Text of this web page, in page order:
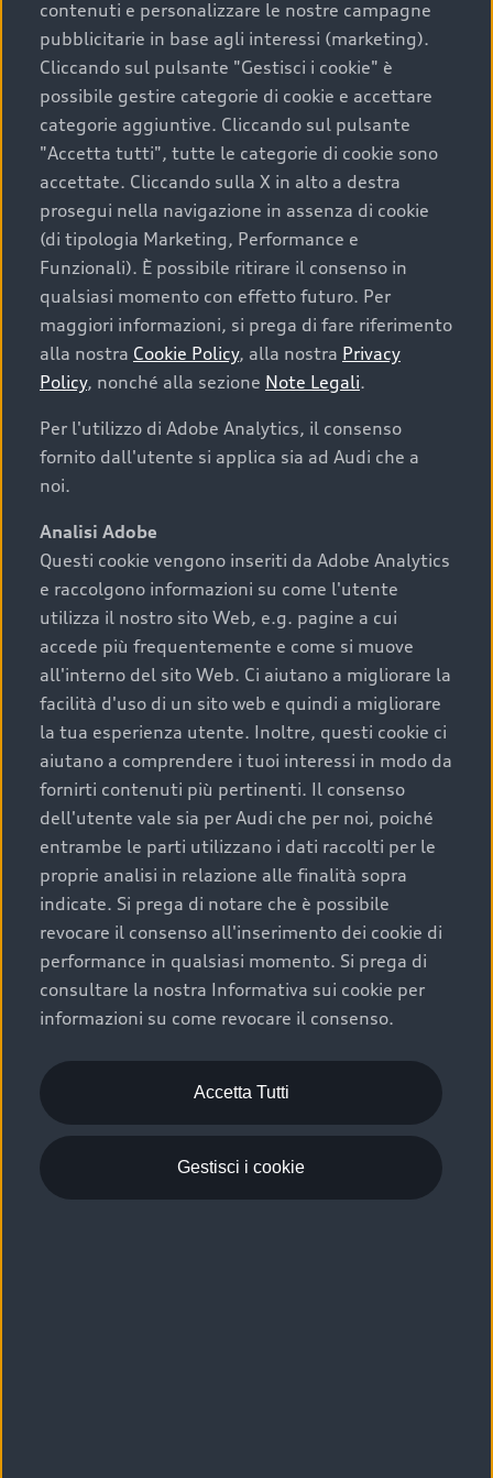
Scegliere un’auto usata è una decisione che coniuga
convenienza, affidabilità e sostenibilità. Per fare un
acquisto sicuro, è essenziale considerare aspetti
determinanti come la garanzia inclusa e l’affidabilità del
marchio. Audi offre l’auto usata perfetta tramite Audi
Prima Scelta :plus
Cosa sapere prima di
acquistare la tua prossima
auto
I requisiti fondamentali da considerare prima di
acquistare un’auto usata, oltre al prezzo e all'aspetto,
chilometraggio: un valore contenuto corrisponde a
uno stato migliore del veicolo e a una maggiore
durata nel tempo;
cronologia dei tagliandi: una documentazione
completa della vettura certifica una manutenzione
costante e accurata;
condizioni della carrozzeria e degli interni: una
buona conservazione evidenzia cura e attenzione del
precedente proprietario;
efficienza meccanica: motore, trasmissione e
componenti principali in ottimo stato garantiscono
prestazioni affidabili e sicure.
Acquistare un’auto usata in una Concessionaria ufficiale
Audi che offre l’usato garantito tramite Audi Prima
Scelta :plus, significa affidarsi ad un prodotto che viene
sottoposto a 110 controlli approfonditi e coperto da
garanzia fino a 4 anni per una maggiore tutela del tuo
acquisto.
contenuti e personalizzare le nostre campagne
pubblicitarie in base agli interessi (marketing).
Cliccando sul pulsante "Gestisci i cookie" è
possibile gestire categorie di cookie e accettare
categorie aggiuntive. Cliccando sul pulsante
"Accetta tutti", tutte le categorie di cookie sono
accettate. Cliccando sulla X in alto a destra
prosegui nella navigazione in assenza di cookie
(di tipologia Marketing, Performance e
Funzionali). È possibile ritirare il consenso in
qualsiasi momento con effetto futuro. Per
maggiori informazioni, si prega di fare riferimento
alla nostra Cookie Policy, alla nostra Privacy
Policy, nonché alla sezione Note Legali.
Per l'utilizzo di Adobe Analytics, il consenso
fornito dall'utente si applica sia ad Audi che a
noi.
Analisi Adobe
Questi cookie vengono inseriti da Adobe Analytics
e raccolgono informazioni su come l'utente
utilizza il nostro sito Web, e.g. pagine a cui
accede più frequentemente e come si muove
all'interno del sito Web. Ci aiutano a migliorare la
facilità d'uso di un sito web e quindi a migliorare
la tua esperienza utente. Inoltre, questi cookie ci
aiutano a comprendere i tuoi interessi in modo da
fornirti contenuti più pertinenti. Il consenso
dell'utente vale sia per Audi che per noi, poiché
entrambe le parti utilizzano i dati raccolti per le
proprie analisi in relazione alle finalità sopra
indicate. Si prega di notare che è possibile
revocare il consenso all'inserimento dei cookie di
performance in qualsiasi momento. Si prega di
consultare la nostra Informativa sui cookie per
informazioni su come revocare il consenso.
Accetta Tutti
Gestisci i cookie